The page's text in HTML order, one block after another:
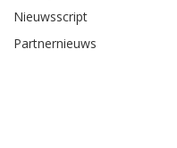
Nieuwsscript
Partnernieuws